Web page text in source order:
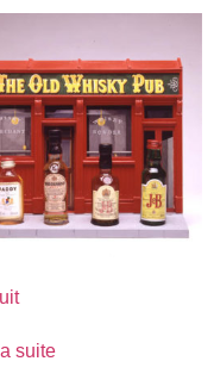
suite